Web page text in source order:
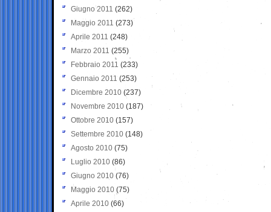
Giugno 2011 (262)
Maggio 2011 (273)
Aprile 2011 (248)
Marzo 2011 (255)
Febbraio 2011 (233)
Gennaio 2011 (253)
Dicembre 2010 (237)
Novembre 2010 (187)
Ottobre 2010 (157)
Settembre 2010 (148)
Agosto 2010 (75)
Luglio 2010 (86)
Giugno 2010 (76)
Maggio 2010 (75)
Aprile 2010 (66)